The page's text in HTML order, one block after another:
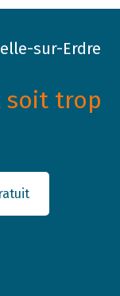
sur-Erdre
soit trop